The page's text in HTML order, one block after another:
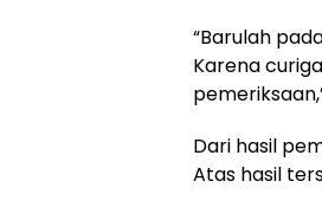
“Barulah
Karena
Dari hasil
Atas hasil